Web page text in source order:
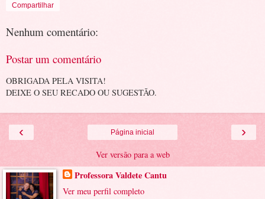
Compartilhar
Nenhum comentário:
Postar um comentário
OBRIGADA PELA VISITA!
DEIXE O SEU RECADO OU SUGESTÃO.
‹ ›
Página inicial
Ver versão para a web
Professora Valdete Cantu
Ver meu perfil completo